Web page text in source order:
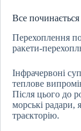
Все починається
Перехоплення
ракети-
Інфрачервоні
теплове
Після цього до
морські радари,
траєкторію.